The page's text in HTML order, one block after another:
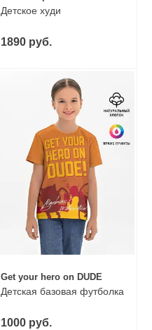
Детское худи
1890 руб.
Get your hero on DUDE
Детская базовая футболка
1000 руб.